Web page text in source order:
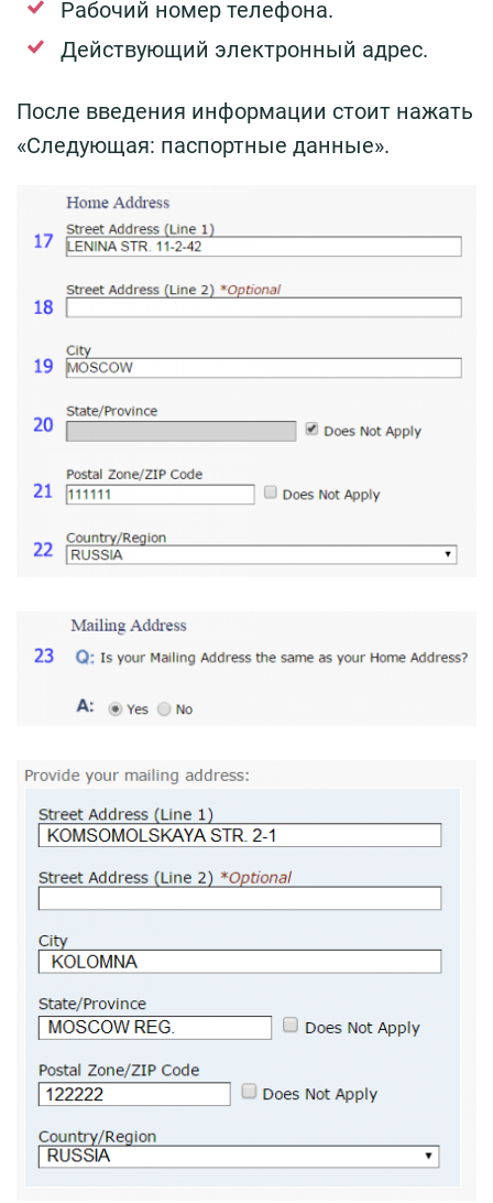
Рабочий номер телефона.
Действующий электронный адрес.
После введения информации стоит нажать
«Следующая: паспортные данные».